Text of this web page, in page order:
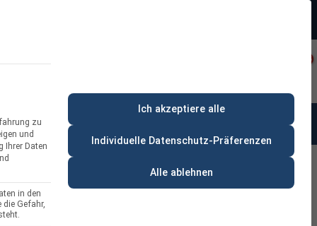
& Beratung
& Rapid Shutdown für
zu
und
Ihrer Daten
in den
die Gefahr,
Ich akzeptiere alle
Individuelle Datenschutz-Präferenzen
Alle ablehnen